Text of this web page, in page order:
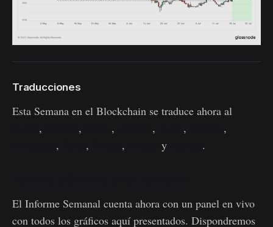
Traducciones
Esta Semana en el Blockchain se traduce ahora al
, , , , ,
,
, , , y .
El Informe Semanal cuenta ahora con un panel en vivo
con todos los gráficos aquí presentados. Dispondremos